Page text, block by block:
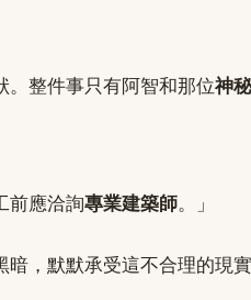
。整件事只有阿智和那位神
前應洽詢專業建築師。」
，默默承受這不合理的現